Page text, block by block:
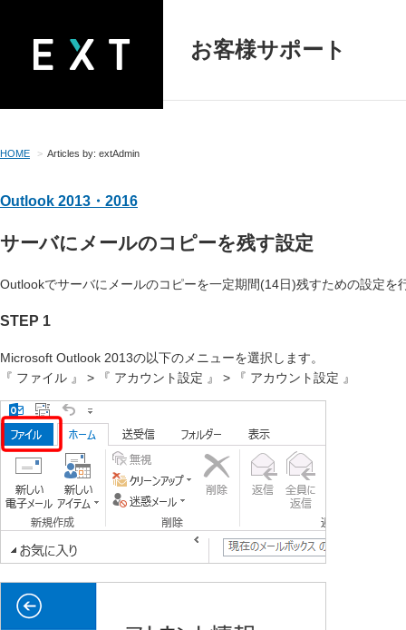
お客様サポート
HOME Articles by: extAdmin
Outlook 2013・2016
サーバにメールのコピーを残す設定
Outlookでサーバにメールのコピーを一定期間(14日)残すための設定を
STEP 1
Microsoft Outlook 2013の以下のメニューを選択します。
『 ファイル 』 > 『 アカウント設定 』 > 『 アカウント設定 』